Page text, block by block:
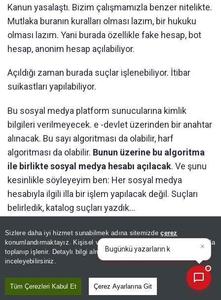
Sizlere daha iyi hizmet sunabilmek adına sitemizdeçerez
konumlandırmaktayız. Kişisel verileriniz, KVKK ve GDPR kapsamında
toplanıp işlenir. Detaylı bilgi almak içinAydınlatma Metnimizi
inceleyebilirsiniz.
Tüm Çerezleri Kabul Et Çerez Ayarlarına Git
Kanun yasalaştı. Bizim çalışmamızla benzer nitelikte.
Mutlaka buranın kuralları olması lazım, bir hukuku
olması lazım. Yani burada özellikle fake hesap, bot
hesap, anonim hesap açılabiliyor.
Açıldığı zaman burada suçlar işlenebiliyor. İtibar
suikastları yapılabiliyor.
Bu sosyal medya platform sunucularına kimlik
bilgileri verilmeyecek. e -devlet üzerinden bir anahtar
alınacak. Bu sayı algoritması da olabilir, harf
algoritması da olabilir. Bunun üzerine bu algoritma
ile birlikte sosyal medya hesabı açılacak. Ve şunu
kesinlikle söyleyeyim ben: Her sosyal medya
hesabıyla ilgili illa bir işlem yapılacak değil. Suçları
belirledik, katalog suçları yazdık...
Önemli olan sosyal medyada hesabıyla bir suç
işlenmişse, ilgili platform sunucusu artık bu bilgiyi
verecek. Ama kesinlikle biz sosyal medyanın bir
×
Bugünkü yazarların köşe
yazılarını özetleyin!